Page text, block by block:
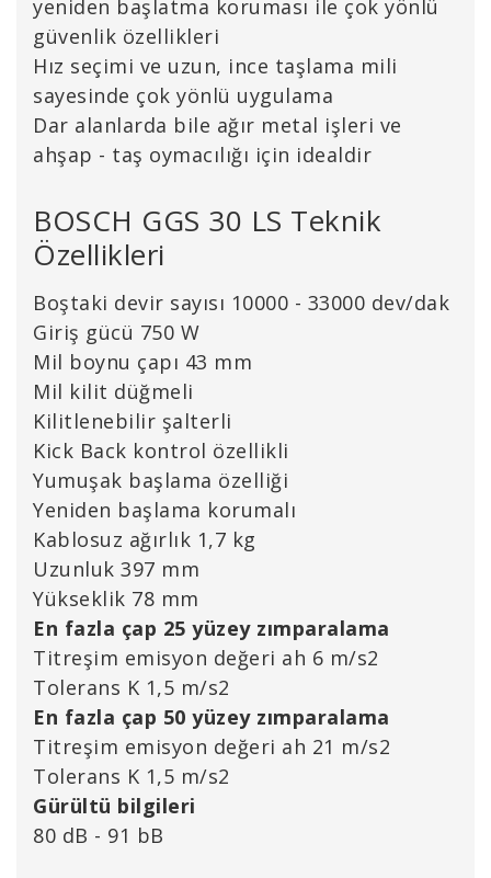
yeniden başlatma koruması ile çok yönlü
güvenlik özellikleri
Hız seçimi ve uzun, ince taşlama mili
sayesinde çok yönlü uygulama
Dar alanlarda bile ağır metal işleri ve
ahşap - taş oymacılığı için idealdir
BOSCH GGS 30 LS Teknik
Özellikleri
Boştaki devir sayısı 10000 - 33000 dev/dak
Giriş gücü 750 W
Mil boynu çapı 43 mm
Mil kilit düğmeli
Kilitlenebilir şalterli
Kick Back kontrol özellikli
Yumuşak başlama özelliği
Yeniden başlama korumalı
Kablosuz ağırlık 1,7 kg
Uzunluk 397 mm
Yükseklik 78 mm
En fazla çap 25 yüzey zımparalama
Titreşim emisyon değeri ah 6 m/s2
Tolerans K 1,5 m/s2
En fazla çap 50 yüzey zımparalama
Titreşim emisyon değeri ah 21 m/s2
Tolerans K 1,5 m/s2
Gürültü bilgileri
80 dB - 91 bB